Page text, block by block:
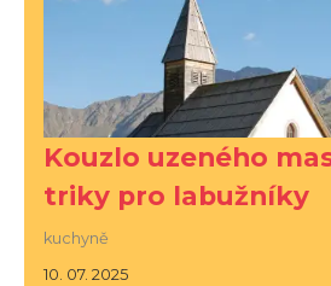
Kouzlo uzeného
triky pro labužníky
kuchyně
10. 07. 2025